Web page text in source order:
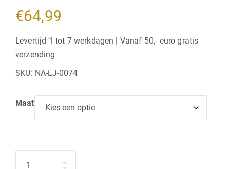
€64,99
Levertijd 1 tot 7 werkdagen | Vanaf 50,- euro gratis
verzending
SKU: NA-LJ-0074
Maat